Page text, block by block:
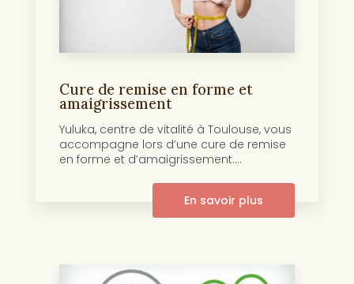
Cure de remise en forme et
amaigrissement
Yuluka, centre de vitalité à Toulouse, vous
accompagne lors d’une cure de remise
en forme et d’amaigrissement....
En savoir plus